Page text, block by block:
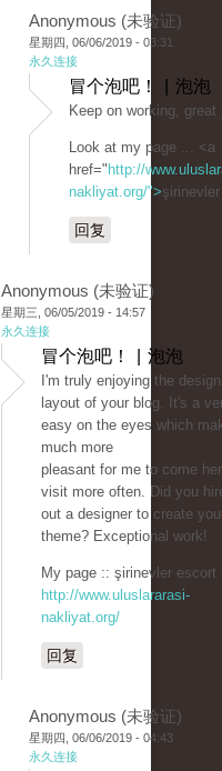
Anonymous (未验证)
星期四, 06/06/2019 - 03:31
永久连接
冒个泡吧！ | 泡泡
Keep on working, great
Look at my page ... <a
href=" http://
nakliyat.org/">
回复
Anonymous (未验证)
星期三, 06/05/2019 - 14:57
永久连接
冒个泡吧！ | 泡泡
I'm truly enjoying the
layout of your blog. It's a
easy on the eyes which
much more
pleasant for me to come
visit more often. Did you
out a designer to create
theme? Exceptional work!
My page :: şirinevler escort
http://www.uluslararasi-
nakliyat.org/
回复
Anonymous (未验证)
星期四, 06/06/2019 - 04:43
永久连接